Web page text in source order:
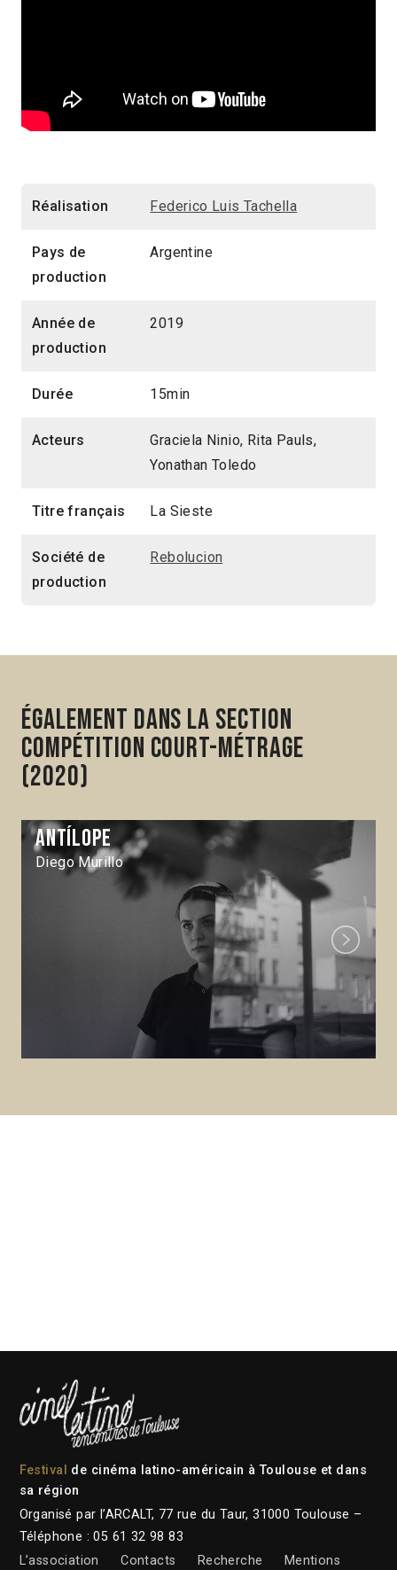
Réalisation Federico Luis Tachella
Pays de
production
Argentine
Année de
production
2019
Durée 15min
Acteurs
Graciela Ninio, Rita Pauls,
Yonathan Toledo
Titre français La Sieste
Société de
production
Rebolucion
Également dans la section
Compétition Court-métrage
(2020)
Antílope
Diego Murillo
Next
Festival
de cinéma latino-américain à Toulouse et dans
sa région
Organisé par l’ARCALT, 77 rue du Taur, 31000 Toulouse –
Téléphone : 05 61 32 98 83
L’association
Contacts Recherche
Mentions